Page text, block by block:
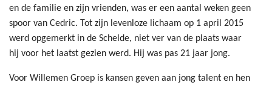
en de familie en zijn vrienden, was er een aantal weken geen
spoor van Cedric. Tot zijn levenloze lichaam op 1 april 2015
werd opgemerkt in de Schelde, niet ver van de plaats waar
hij voor het laatst gezien werd. Hij was pas 21 jaar jong.
Voor Willemen Groep is kansen geven aan jong talent en hen